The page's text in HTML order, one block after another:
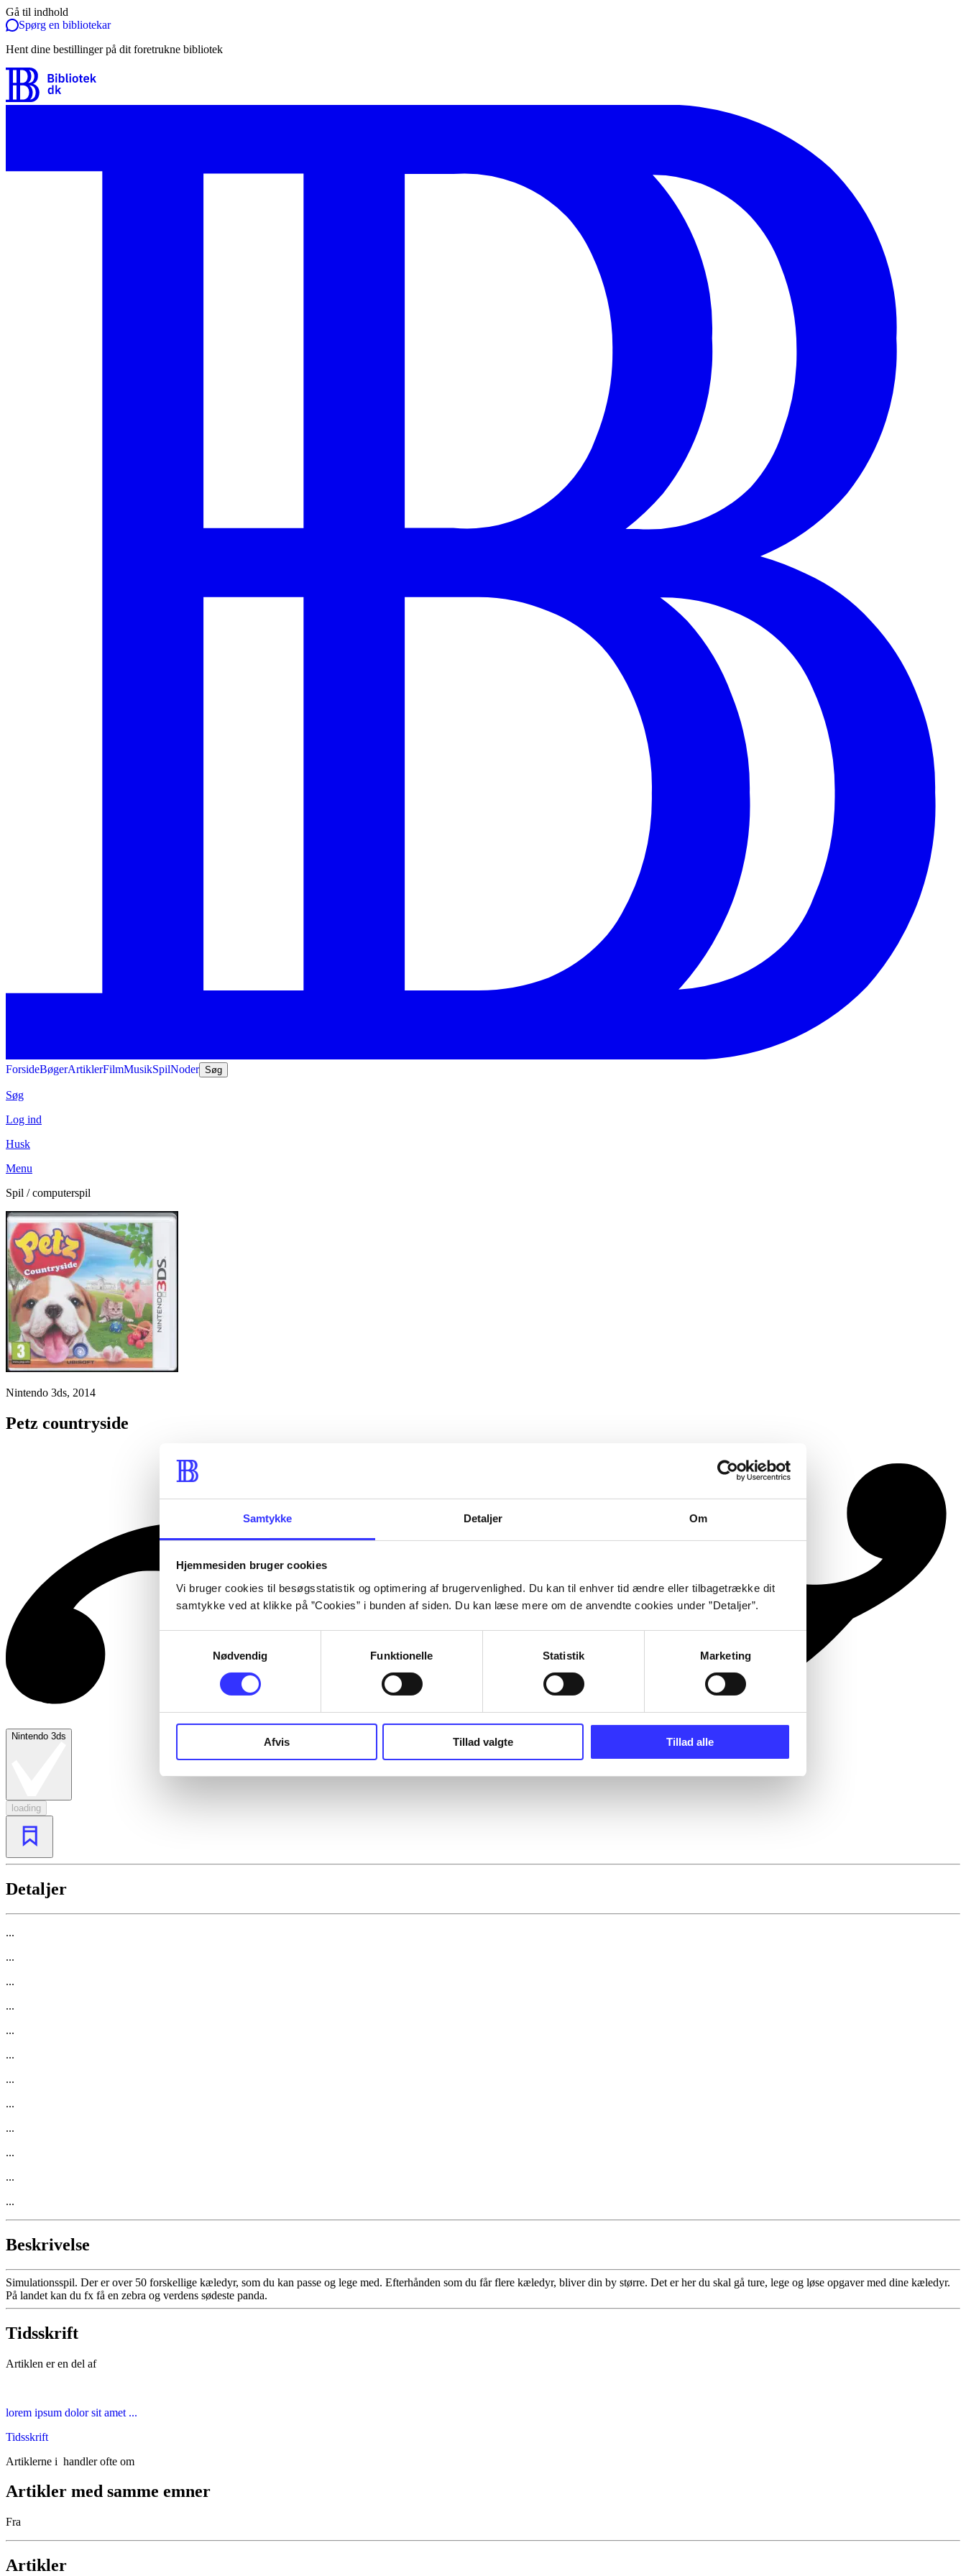
Samtykke Detaljer Om
Hjemmesiden bruger cookies
Vi bruger cookies til besøgsstatistik og optimering af brugervenlighed. Du kan til enhver tid ændre eller tilbagetrække dit
samtykke ved at klikke på ”Cookies” i bunden af siden. Du kan læse mere om de anvendte cookies under ”Detaljer”.
Nødvendig
Funktionelle Statistik Marketing
Afvis Tillad valgte Tillad alle
Gå til indhold
Spørg en bibliotekar
Hent dine bestillinger på dit foretrukne bibliotek
ForsideBøgerArtiklerFilmMusikSpilNoder Søg
Søg
Log ind
Husk
Menu
Spil / computerspil
Nintendo 3ds, 2014
Petz countryside
Nintendo 3ds
loading
Detaljer
...
...
...
...
...
...
...
...
...
...
...
...
Beskrivelse
Simulationsspil. Der er over 50 forskellige kæledyr, som du kan passe og lege med. Efterhånden som du får flere kæledyr, bliver din by større. Det er her du skal gå ture, lege og løse opgaver med dine kæledyr.
På landet kan du fx få en zebra og verdens sødeste panda.
Tidsskrift
Artiklen er en del af
lorem ipsum dolor sit amet ...
Tidsskrift
Artiklerne i handler ofte om
Artikler med samme emner
Fra
Artikler